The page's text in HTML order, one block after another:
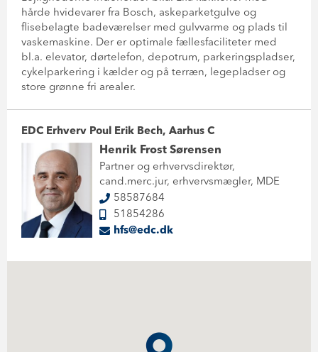
hårde hvidevarer fra Bosch, askeparketgulve og
flisebelagte badeværelser med gulvvarme og plads til
vaskemaskine. Der er optimale fællesfaciliteter med
bl.a. elevator, dørtelefon, depotrum, parkeringspladser,
cykelparkering i kælder og på terræn, legepladser og
store grønne fri arealer.
EDC Erhverv Poul Erik Bech, Aarhus C
Henrik Frost Sørensen
Partner og erhvervsdirektør,
cand.merc.jur, erhvervsmægler, MDE
58587684
51854286
hfs@edc.dk